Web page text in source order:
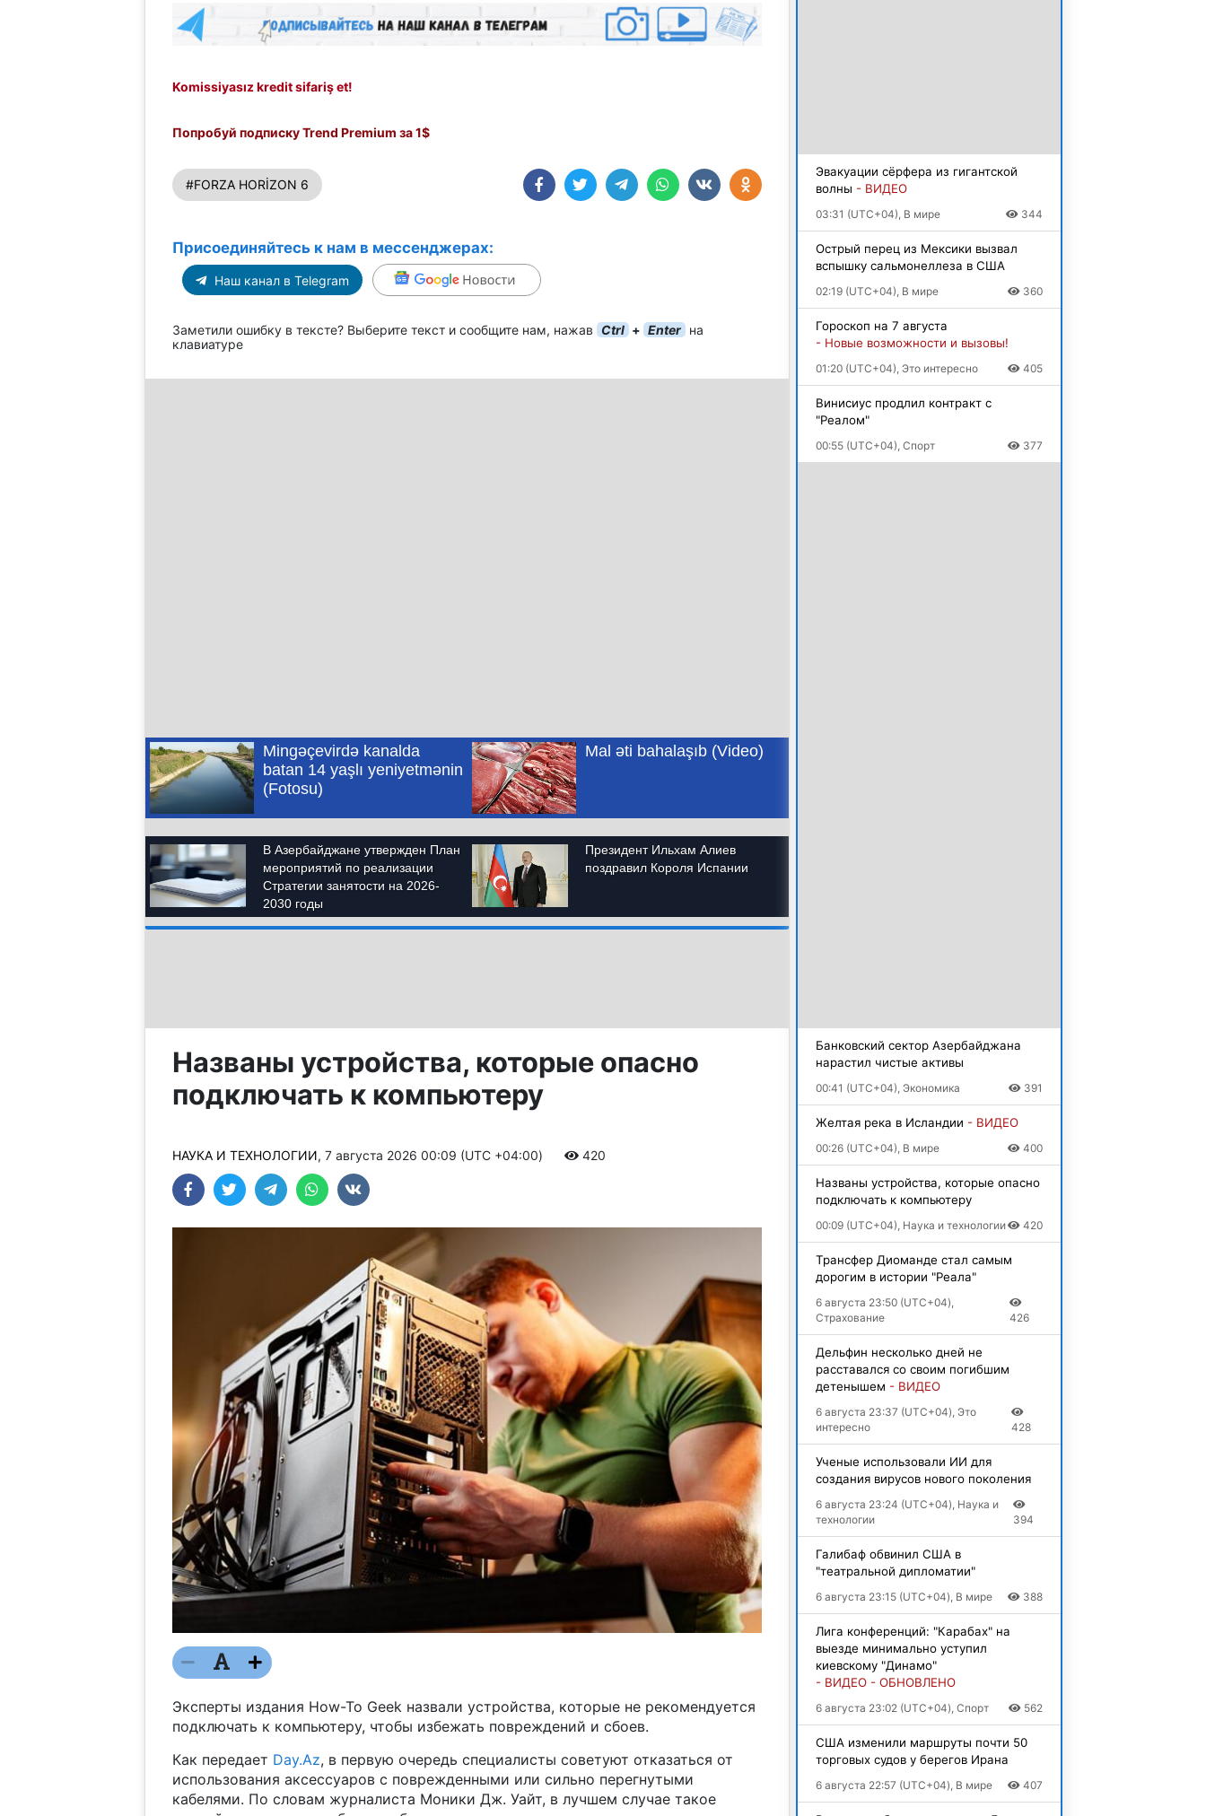
Komissiyasız kredit sifariş et!
Попробуй подписку Trend Premium за 1$
#FORZA HORİZON 6
Присоединяйтесь к нам в мессенджерах:
Наш канал в Telegram
Заметили ошибку в тексте? Выберите текст и сообщите нам, нажав Ctrl + Enter на
клавиатуре
Названы устройства, которые опасно
подключать к компьютеру
НАУКА И ТЕХНОЛОГИИ, 7 августа 2026 00:09 (UTC +04:00) 420
Эксперты издания How-To Geek назвали устройства, которые не рекомендуется
подключать к компьютеру, чтобы избежать повреждений и сбоев.
Как передает Day.Az, в первую очередь специалисты советуют отказаться от
использования аксессуаров с поврежденными или сильно перегнутыми
кабелями. По словам журналиста Моники Дж. Уайт, в лучшем случае такое
Эвакуации сёрфера из гигантской
волны - ВИДЕО
03:31 (UTC+04), В мире 344
Острый перец из Мексики вызвал
вспышку сальмонеллеза в США
02:19 (UTC+04), В мире 360
Гороскоп на 7 августа
- Новые возможности и вызовы!
01:20 (UTC+04), Это интересно 405
Винисиус продлил контракт с
"Реалом"
00:55 (UTC+04), Спорт 377
Банковский сектор Азербайджана
нарастил чистые активы
00:41 (UTC+04), Экономика 391
Желтая река в Исландии - ВИДЕО
00:26 (UTC+04), В мире 400
Названы устройства, которые опасно
подключать к компьютеру
00:09 (UTC+04), Наука и технологии 420
Трансфер Диоманде стал самым
дорогим в истории "Реала"
6 августа 23:50 (UTC+04),
Страхование
426
Дельфин несколько дней не
расставался со своим погибшим
детенышем - ВИДЕО
6 августа 23:37 (UTC+04), Это
интересно
428
Ученые использовали ИИ для
создания вирусов нового поколения
6 августа 23:24 (UTC+04), Наука и
технологии
394
Галибаф обвинил США в
"театральной дипломатии"
6 августа 23:15 (UTC+04), В мире 388
Лига конференций: "Карабах" на
выезде минимально уступил
киевскому "Динамо"
- ВИДЕО - ОБНОВЛЕНО
6 августа 23:02 (UTC+04), Спорт 562
США изменили маршруты почти 50
торговых судов у берегов Ирана
6 августа 22:57 (UTC+04), В мире 407